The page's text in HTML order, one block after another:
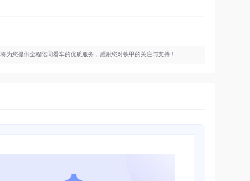
将为您提供全程陪同看车的优质服务，感谢您对铁甲的关注与支持！